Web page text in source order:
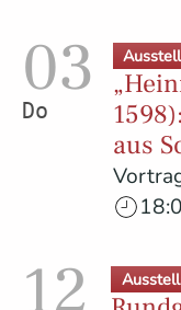
03
Donnerstag
aus
12